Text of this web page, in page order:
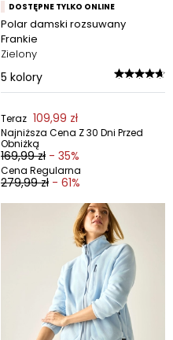
DOSTĘPNE TYLKO ONLINE
Polar damski rozsuwany
Frankie
Zielony
5 kolory
Teraz 109,99 zł
Najniższa Cena Z 30 Dni Przed
Obniżką
169,99 zł - 35%
Cena Regularna
279,99 zł - 61%